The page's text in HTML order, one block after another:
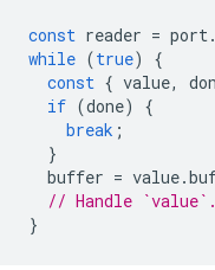
const reader = port.
while (true)
{
const { value,
if (done)
{
break ;
}
buffer = value.
// Handle `value`.
}